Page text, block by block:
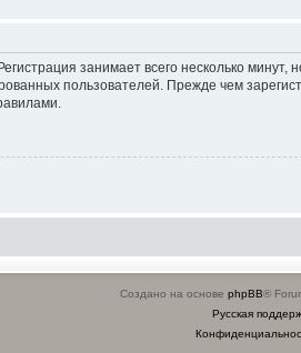
занимает всего несколько
пользователей. Прежде чем
Создано на основе phpBB®
Русская